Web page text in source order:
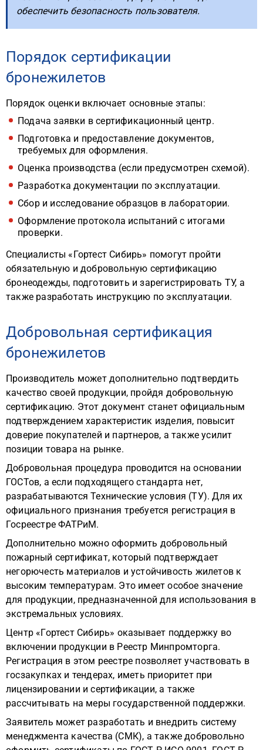
обеспечить безопасность пользователя.
Порядок сертификации
бронежилетов
Порядок оценки включает основные этапы:
Подача заявки в сертификационный центр.
Подготовка и предоставление документов,
требуемых для оформления.
Оценка производства (если предусмотрен схемой).
Разработка документации по эксплуатации.
Сбор и исследование образцов в лаборатории.
Оформление протокола испытаний с итогами
проверки.
Специалисты «Гортест Сибирь» помогут пройти
обязательную и добровольную сертификацию
бронеодежды, подготовить и зарегистрировать ТУ, а
также разработать инструкцию по эксплуатации.
Добровольная сертификация
бронежилетов
Производитель может дополнительно подтвердить
качество своей продукции, пройдя добровольную
сертификацию. Этот документ станет официальным
подтверждением характеристик изделия, повысит
доверие покупателей и партнеров, а также усилит
позиции товара на рынке.
Добровольная процедура проводится на основании
ГОСТов, а если подходящего стандарта нет,
разрабатываются Технические условия (ТУ). Для их
официального признания требуется регистрация в
Госреестре ФАТРиМ.
Дополнительно можно оформить добровольный
пожарный сертификат, который подтверждает
негорючесть материалов и устойчивость жилетов к
высоким температурам. Это имеет особое значение
для продукции, предназначенной для использования в
экстремальных условиях.
Центр «Гортест Сибирь» оказывает поддержку во
включении продукции в Реестр Минпромторга.
Регистрация в этом реестре позволяет участвовать в
госзакупках и тендерах, иметь приоритет при
лицензировании и сертификации, а также
рассчитывать на меры государственной поддержки.
Заявитель может разработать и внедрить систему
менеджмента качества (СМК), а также добровольно